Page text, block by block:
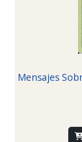
Mensajes